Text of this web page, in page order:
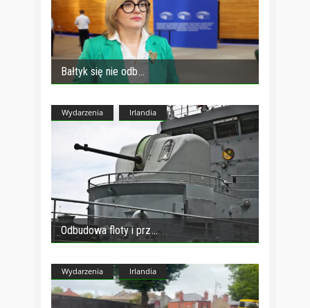
Bałtyk się nie odb
Wydarzenia Irlandia
Odbudowa floty i prz
Wydarzenia Irlandia